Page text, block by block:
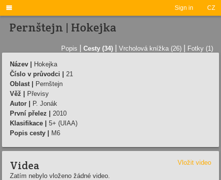
Sign in CZ

Pernštejn | Hokejka
Popis Cesty (34) Vrcholová knížka (26) Fotky (1)
Název |
Hokejka
Číslo v průvodci |
21
Oblast |
Pernštejn
Věž |
Převisy
Autor |
P. Jonák
První přelez |
2010
Klasifikace |
5+ (UIAA)
Popis cesty |
M6
Videa
Vložit video
Zatím nebylo vloženo žádné video.